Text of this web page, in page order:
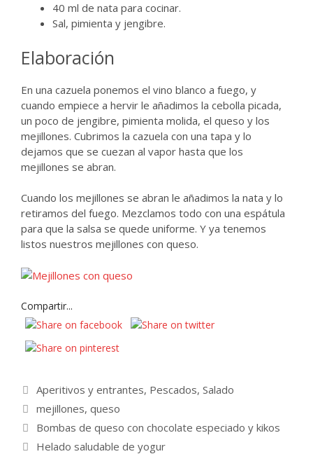
40 ml de nata para cocinar.
Sal, pimienta y jengibre.
Elaboración
En una cazuela ponemos el vino blanco a fuego, y
cuando empiece a hervir le añadimos la cebolla picada,
un poco de jengibre, pimienta molida, el queso y los
mejillones. Cubrimos la cazuela con una tapa y lo
dejamos que se cuezan al vapor hasta que los
mejillones se abran.
Cuando los mejillones se abran le añadimos la nata y lo
retiramos del fuego. Mezclamos todo con una espátula
para que la salsa se quede uniforme. Y ya tenemos
listos nuestros mejillones con queso.
Compartir...
Categorías
Aperitivos y entrantes, Pescados, Salado
Etiquetas
mejillones, queso
Bombas de queso con chocolate especiado y kikos
Helado saludable de yogur